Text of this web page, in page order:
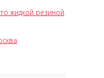
жидкой резиной